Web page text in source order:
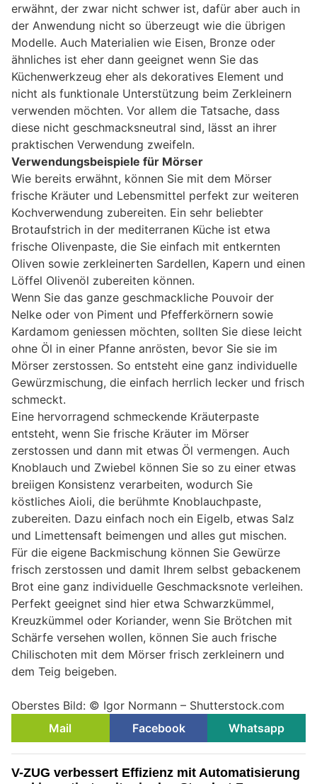
erwähnt, der zwar nicht schwer ist, dafür aber auch in
der Anwendung nicht so überzeugt wie die übrigen
Modelle. Auch Materialien wie Eisen, Bronze oder
ähnliches ist eher dann geeignet wenn Sie das
Küchenwerkzeug eher als dekoratives Element und
nicht als funktionale Unterstützung beim Zerkleinern
verwenden möchten. Vor allem die Tatsache, dass
diese nicht geschmacksneutral sind, lässt an ihrer
praktischen Verwendung zweifeln.
Verwendungsbeispiele für Mörser
Wie bereits erwähnt, können Sie mit dem Mörser
frische Kräuter und Lebensmittel perfekt zur weiteren
Kochverwendung zubereiten. Ein sehr beliebter
Brotaufstrich in der mediterranen Küche ist etwa
frische Olivenpaste, die Sie einfach mit entkernten
Oliven sowie zerkleinerten Sardellen, Kapern und einen
Löffel Olivenöl zubereiten können.
Wenn Sie das ganze geschmackliche Pouvoir der
Nelke oder von Piment und Pfefferkörnern sowie
Kardamom geniessen möchten, sollten Sie diese leicht
ohne Öl in einer Pfanne anrösten, bevor Sie sie im
Mörser zerstossen. So entsteht eine ganz individuelle
Gewürzmischung, die einfach herrlich lecker und frisch
schmeckt.
Eine hervorragend schmeckende Kräuterpaste
entsteht, wenn Sie frische Kräuter im Mörser
zerstossen und dann mit etwas Öl vermengen. Auch
Knoblauch und Zwiebel können Sie so zu einer etwas
breiigen Konsistenz verarbeiten, wodurch Sie
köstliches Aioli, die berühmte Knoblauchpaste,
zubereiten. Dazu einfach noch ein Eigelb, etwas Salz
und Limettensaft beimengen und alles gut mischen.
Für die eigene Backmischung können Sie Gewürze
frisch zerstossen und damit Ihrem selbst gebackenem
Brot eine ganz individuelle Geschmacksnote verleihen.
Perfekt geeignet sind hier etwa Schwarzkümmel,
Kreuzkümmel oder Koriander, wenn Sie Brötchen mit
Schärfe versehen wollen, können Sie auch frische
Chilischoten mit dem Mörser frisch zerkleinern und
dem Teig beigeben.
Oberstes Bild: © Igor Normann – Shutterstock.com
Mail
Facebook Whatsapp
V-ZUG verbessert Effizienz mit Automatisierung